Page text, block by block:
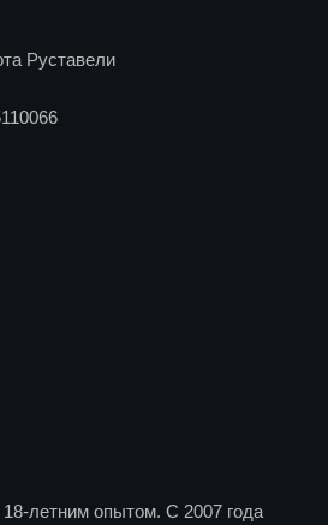
Руставели
летним опытом. С 2007 года